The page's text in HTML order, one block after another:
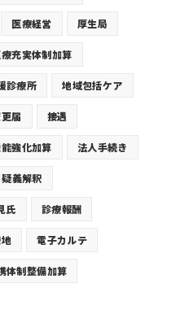
医療経営 厚生局
充実体制加算
診療所 地域包括ケア
届 接遇
強化加算 法人手続き
疑義解釈
氏 診療報酬
電子カルテ
体制整備加算